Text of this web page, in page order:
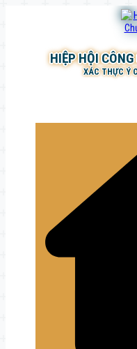
HIỆP HỘI
XÁC THỰC Ý